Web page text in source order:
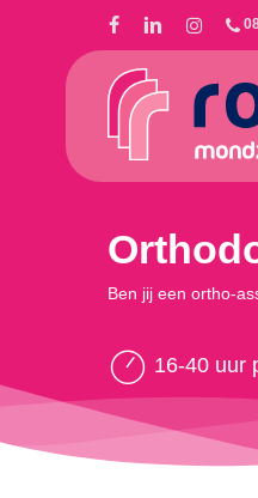
Ben jij een ortho-
16-40 uur